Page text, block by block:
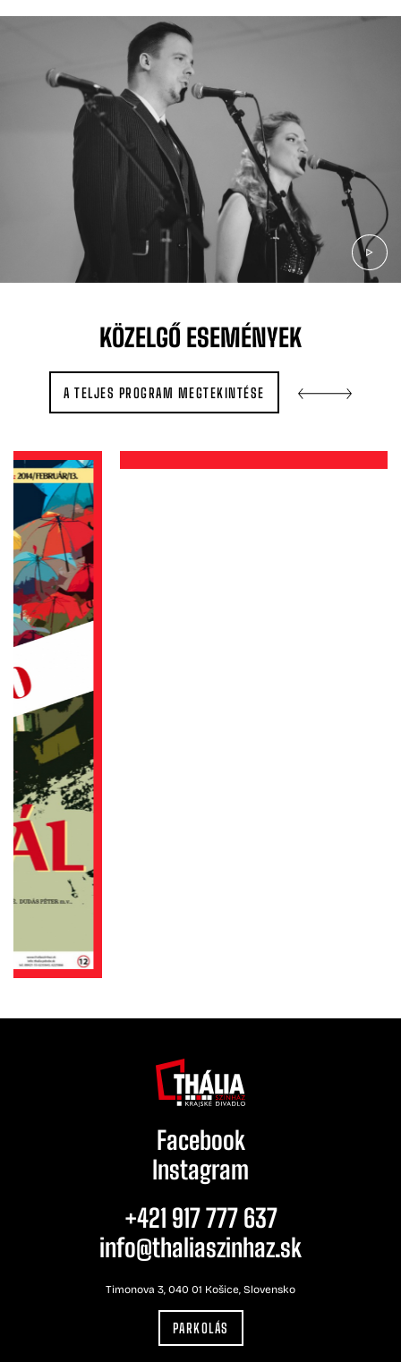
KÖZELGŐ ESEMÉNYEK
A TELJES PROGRAM MEGTEKINTÉSE
Facebook
Instagram
+421 917 777 637
info@thaliaszinhaz.sk
Timonova 3, 040 01 Košice, Slovensko
PARKOLÁS